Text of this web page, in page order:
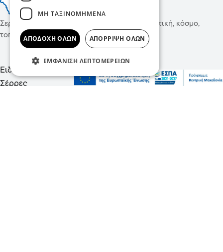
Σερραικά Νέα και όχι μόνο, ειδήσεις για πολιτική, κόσμο,
τοπικές συνταγές, υγεία και πολιτισμό!
Ειδήσεις
Σέρρες
Υγεία
ΜΗ ΤΑΞΙΝΟΜΗΜΈΝΑ
ΑΠΟΔΟΧΉ ΌΛΩΝ ΑΠΌΡΡΙΨΗ ΌΛΩΝ
ΕΜΦΆΝΙΣΗ ΛΕΠΤΟΜΕΡΕΙΏΝ